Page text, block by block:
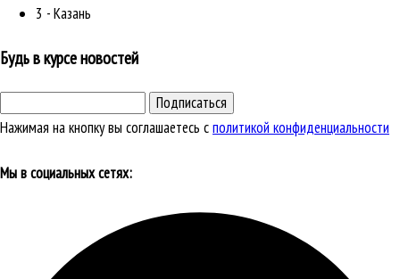
3 - Казань
Будь в курсе новостей
Подписаться
Нажимая на кнопку вы соглашаетесь сполитикой конфиденциальности
Мы в социальных сетях: